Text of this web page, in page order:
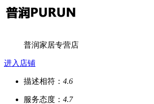
普润家居专营店
进入店铺
描述相符： 4.6
服务态度： 4.7